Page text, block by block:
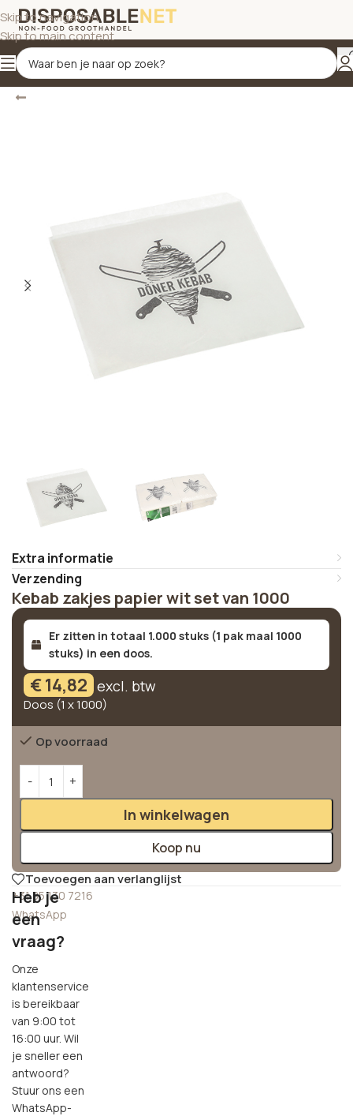
Skip to navigation
Skip to main content
Terug Home/Hamburger- en donerzakken
Extra informatie
Verzending
Kebab zakjes papier wit set van 1000
Er zitten in totaal 1.000 stuks (1 pak maal 1000
stuks) in een doos.
€14,82 excl. btw
Doos (1 x 1000)
Op voorraad
In winkelwagen
Koop nu
Toevoegen aan verlanglijst
+31 85 130 7216
WhatsApp
Heb je
een
vraag?
Onze
klantenservice
is bereikbaar
van 9:00 tot
16:00 uur. Wil
je sneller een
antwoord?
Stuur ons een
WhatsApp-